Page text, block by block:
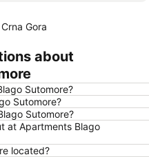
Stari grad Budva
plaža
Gora
about
Sutomore?
Sutomore?
Sutomore?
at Apartments Blago
located?